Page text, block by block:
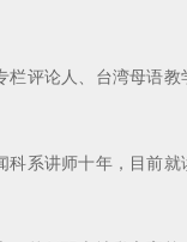
评论人、台湾母语
系讲师十年，目前